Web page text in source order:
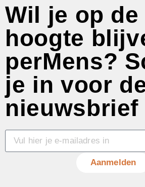
Wil je op de
hoogte
perMens?
je in voor
nieuwsbrief
Aanmelden